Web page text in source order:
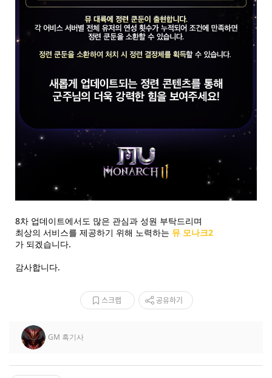
8차 업데이트에서도 많은 관심과 성원 부탁드리며
최상의 서비스를 제공하기 위해 노력하는 뮤 모나크2
가 되겠습니다.
감사합니다.
스크랩 공유하기
GM 흑기사